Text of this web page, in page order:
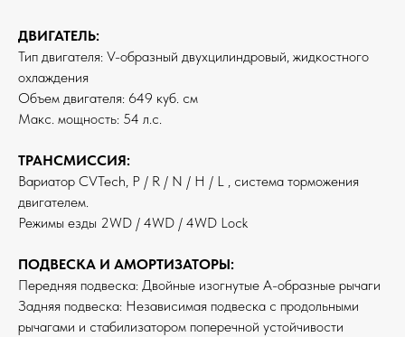
ДВИГАТЕЛЬ:
Тип двигателя: V-образный двухцилиндровый, жидкостного
охлаждения
Объем двигателя: 649 куб. см
Макс. мощность: 54 л.с.
ТРАНСМИССИЯ:
Вариатор CVTech, P / R / N / H / L , система торможения
двигателем.
Режимы езды 2WD / 4WD / 4WD Lock
ПОДВЕСКА И АМОРТИЗАТОРЫ:
Передняя подвеска: Двойные изогнутые А-образные рычаги
Задняя подвеска: Независимая подвеска с продольными
рычагами и стабилизатором поперечной устойчивости